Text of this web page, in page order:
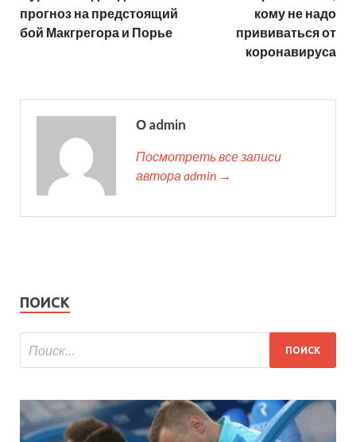
прогноз на предстоящий
бой Макгрегора и Порье
кому не надо
прививаться от
коронавируса
О admin
Посмотреть все записи
автора admin →
ПОИСК